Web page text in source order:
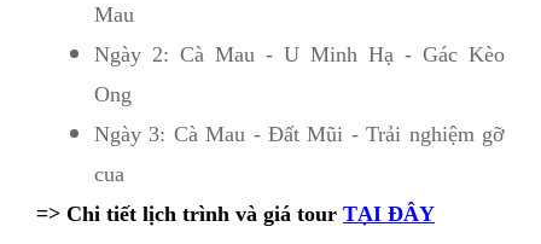
Mau
Ngày 2: Cà Mau - U Minh Hạ - Gác Kèo
Ong
Ngày 3: Cà Mau - Đất Mũi - Trải nghiệm gỡ
cua
=> Chi tiết lịch trình và giá tour TẠI ĐÂY